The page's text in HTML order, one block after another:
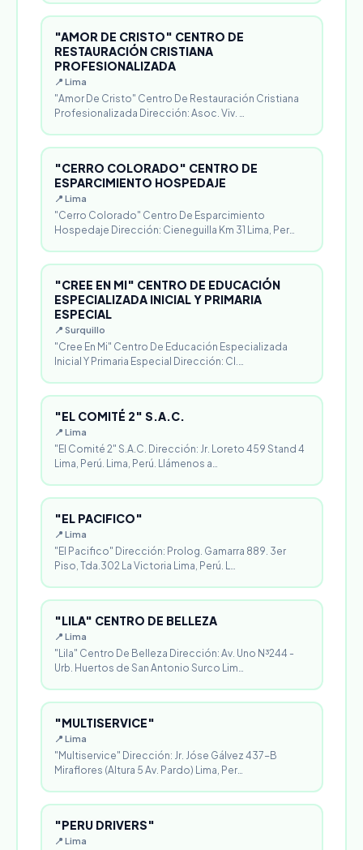
"AMOR DE CRISTO" CENTRO DE
RESTAURACIÓN CRISTIANA
PROFESIONALIZADA
📍 Lima
"Amor De Cristo" Centro De Restauración Cristiana
Profesionalizada Dirección: Asoc. Viv. …
"CERRO COLORADO" CENTRO DE
ESPARCIMIENTO HOSPEDAJE
📍 Lima
"Cerro Colorado" Centro De Esparcimiento
Hospedaje Dirección: Cieneguilla Km 31 Lima, Per…
"CREE EN MI" CENTRO DE EDUCACIÓN
ESPECIALIZADA INICIAL Y PRIMARIA
ESPECIAL
📍 Surquillo
"Cree En Mi" Centro De Educación Especializada
Inicial Y Primaria Especial Dirección: Cl.…
"EL COMITÉ 2" S.A.C.
📍 Lima
"El Comité 2" S.A.C. Dirección: Jr. Loreto 459 Stand 4
Lima, Perú. Lima, Perú. Llámenos a…
"EL PACIFICO"
📍 Lima
"El Pacifico" Dirección: Prolog. Gamarra 889. 3er
Piso, Tda.302 La Victoria Lima, Perú. L…
"LILA" CENTRO DE BELLEZA
📍 Lima
"Lila" Centro De Belleza Dirección: Av. Uno N³244 -
Urb. Huertos de San Antonio Surco Lim…
"MULTISERVICE"
📍 Lima
"Multiservice" Dirección: Jr. Jóse Gálvez 437-B
Miraflores (Altura 5 Av. Pardo) Lima, Per…
"PERU DRIVERS"
📍 Lima